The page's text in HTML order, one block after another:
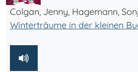
Colgan, Jenny, Hagemann,
Winterträume in der kleinen